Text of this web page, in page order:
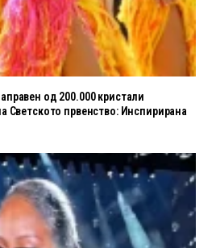
од 200.000 кристали
Светското првенство: Инспирирана